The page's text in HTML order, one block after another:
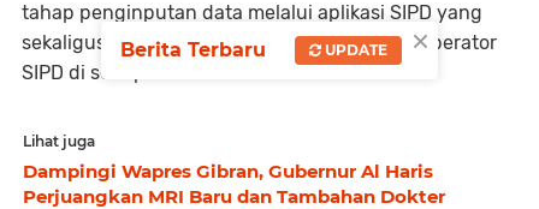
tahap penginputan data melalui aplikasi SIPD yang
sekaligus diimplementasikan langsung oleh operator
SIPD di setiap OPD.
Lihat juga
Dampingi Wapres Gibran, Gubernur Al Haris
Perjuangkan MRI Baru dan Tambahan Dokter
×
Berita Terbaru UPDATE